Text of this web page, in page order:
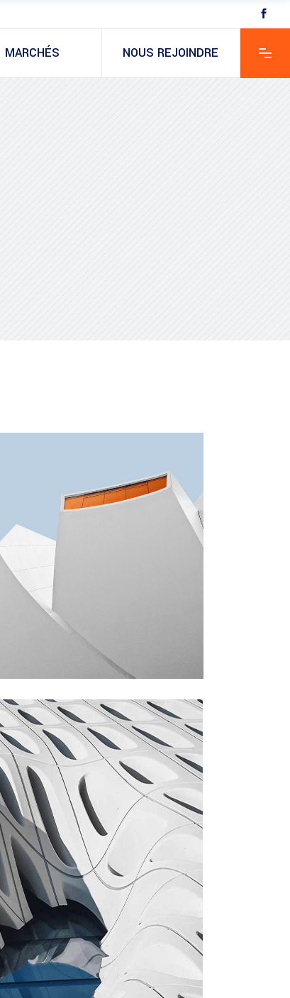
MARCHÉS NOUS REJOINDRE